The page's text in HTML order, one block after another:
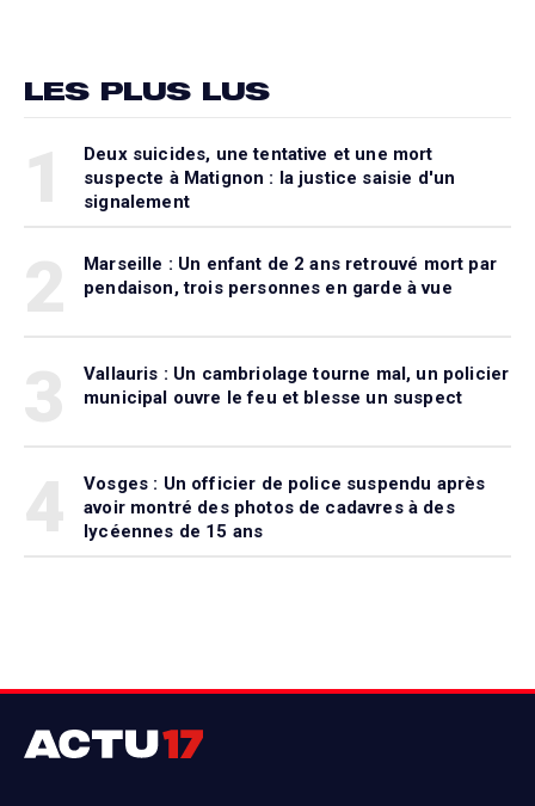
LES PLUS LUS
Deux suicides, une tentative et une mort
suspecte à Matignon : la justice saisie d'un
signalement
Marseille : Un enfant de 2 ans retrouvé mort par
pendaison, trois personnes en garde à vue
Vallauris : Un cambriolage tourne mal, un policier
municipal ouvre le feu et blesse un suspect
Vosges : Un officier de police suspendu après
avoir montré des photos de cadavres à des
lycéennes de 15 ans